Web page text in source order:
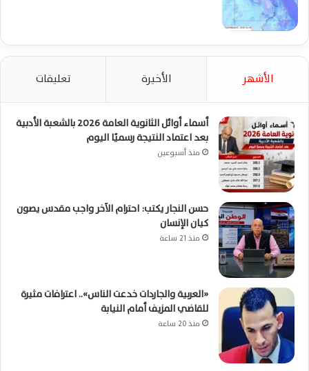
الأشهر الأخيرة تعليقات
أسماء أوائل الثانوية العامة 2026 بالشعبة الأدبية
بعد اعتماد النتيجة رسميًا اليوم
منذ أسبوعين
حسن النجار يكتب: احترام الآخر واجب مقدس يصون
كيان الإنسان
منذ 21 ساعة
«العربية والجاردات خدعت الناس».. اعترافات مثيرة
للقاضي المزيف أمام النيابة
منذ 20 ساعة